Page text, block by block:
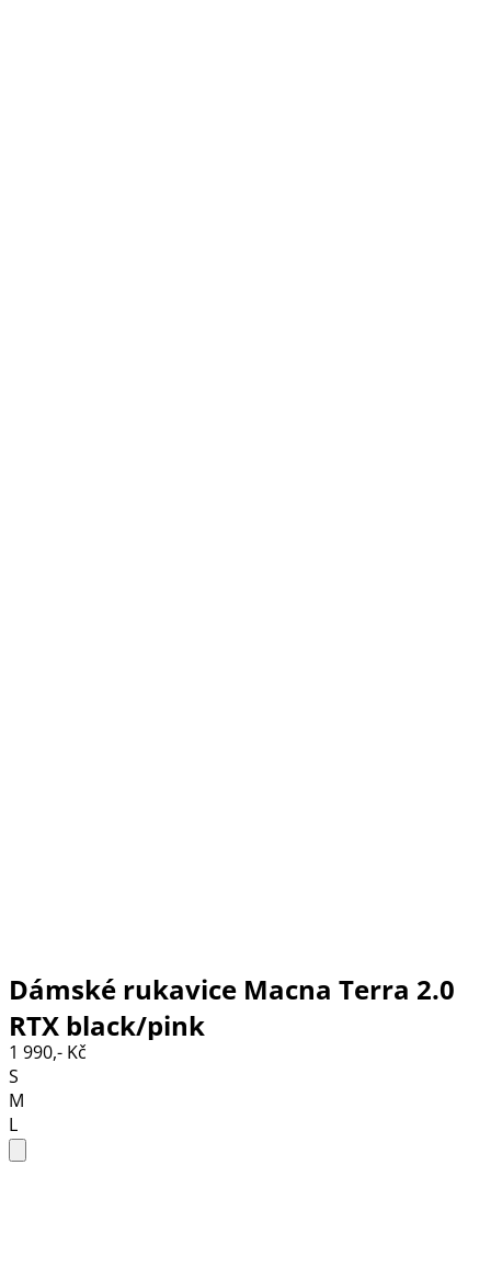
Dámské rukavice Macna Terra 2.0
RTX black/pink
1 990,- Kč
S
M
L